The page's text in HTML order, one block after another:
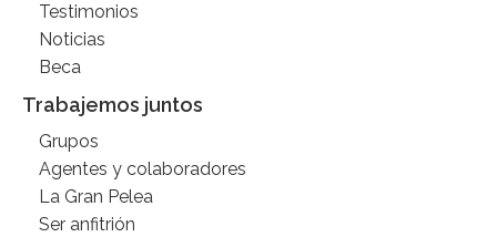
Testimonios
Noticias
Beca
Trabajemos juntos
Grupos
Agentes y colaboradores
La Gran Pelea
Ser anfitrión